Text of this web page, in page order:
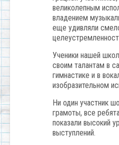
великолепным
владением
еще удивляли
Ученики нашей
своим талантам в
гимнастике и в
изобразительном
Ни один участник
грамоты, все
показали высокий
выступлений.